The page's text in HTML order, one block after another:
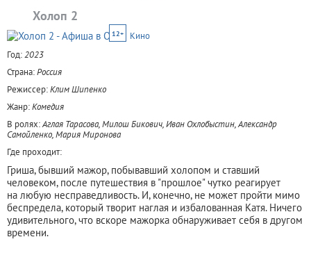
Холоп 2
12+
Кино
Год:2023
Страна:Россия
Режиссер:Клим Шипенко
Жанр:Комедия
В ролях:Аглая Тарасова, Милош Бикович, Иван Охлобыстин, Александр
Самойленко, Мария Миронова
Где проходит:
Гриша, бывший мажор, побывавший холопом и ставший
человеком, после путешествия в "прошлое" чутко реагирует
на любую несправедливость. И, конечно, не может пройти мимо
беспредела, который творит наглая и избалованная Катя. Ничего
удивительного, что вскоре мажорка обнаруживает себя в другом
времени.